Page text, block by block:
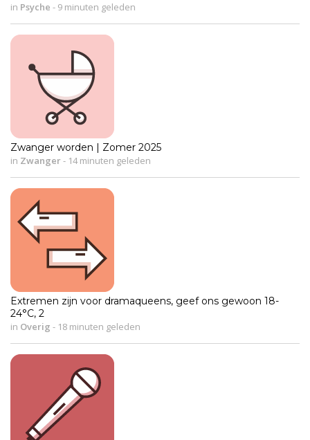
in Psyche - 9 minuten geleden
Zwanger worden | Zomer 2025
in Zwanger- 14 minuten geleden
Extremen zijn voor dramaqueens, geef ons gewoon 18-
24°C, 2
in Overig - 18 minuten geleden